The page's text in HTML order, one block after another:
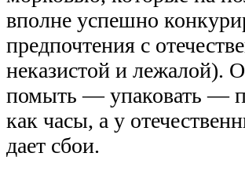
вполне успешно
предпочтения с
неказистой и лежалой).
помыть — упаковать —
как часы, а у
дает сбои.